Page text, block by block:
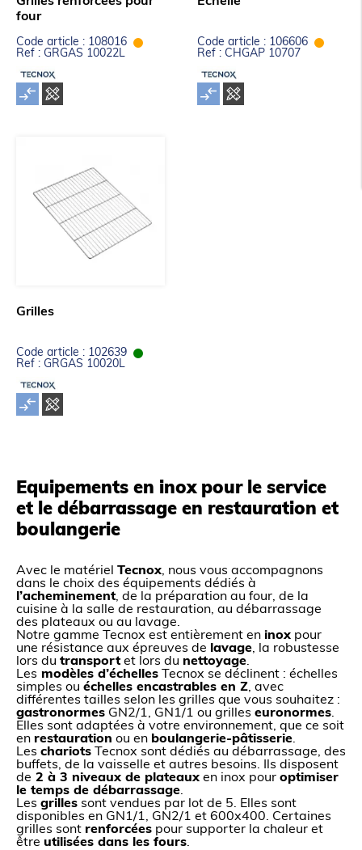
four
Code article : 108016
Ref : GRGAS 10022L
Code article : 106606
Ref : CHGAP 10707
Grilles
Code article : 102639
Ref : GRGAS 10020L
Equipements en inox pour le service
et le débarrassage en restauration et
boulangerie
Avec le matériel Tecnox, nous vous accompagnons
dans le choix des équipements dédiés à
l’acheminement, de la préparation au four, de la
cuisine à la salle de restauration, au débarrassage
des plateaux ou au lavage.
Notre gamme Tecnox est entièrement en inox pour
une résistance aux épreuves de lavage, la robustesse
lors du transport et lors du nettoyage.
Les modèles d’échelles Tecnox se déclinent : échelles
simples ou échelles encastrables en Z, avec
différentes tailles selon les grilles que vous souhaitez :
gastronormes GN2/1, GN1/1 ou grilles euronormes.
Elles sont adaptées à votre environnement, que ce soit
en restauration ou en boulangerie-pâtisserie.
Les chariots Tecnox sont dédiés au débarrassage, des
buffets, de la vaisselle et autres besoins. Ils disposent
de 2 à 3 niveaux de plateaux en inox pour optimiser
le temps de débarrassage.
Les grilles sont vendues par lot de 5. Elles sont
disponibles en GN1/1, GN2/1 et 600x400. Certaines
grilles sont renforcées pour supporter la chaleur et
être utilisées dans les fours.